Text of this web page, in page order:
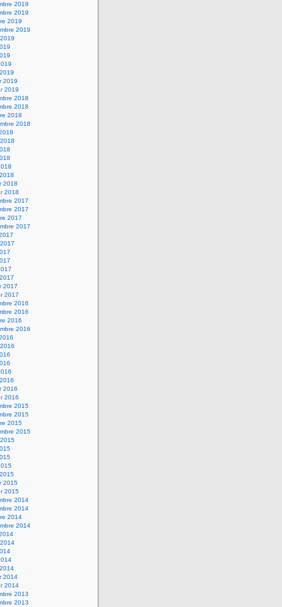
2019
2019
2019
2019
2019
2019
2018
2018
2018
2018
2018
2018
2017
2017
2017
2017
2017
2017
2016
2016
2016
2016
2016
2016
2015
2015
2015
2015
2015
2015
2014
2014
2014
2014
2014
2014
2013
2013